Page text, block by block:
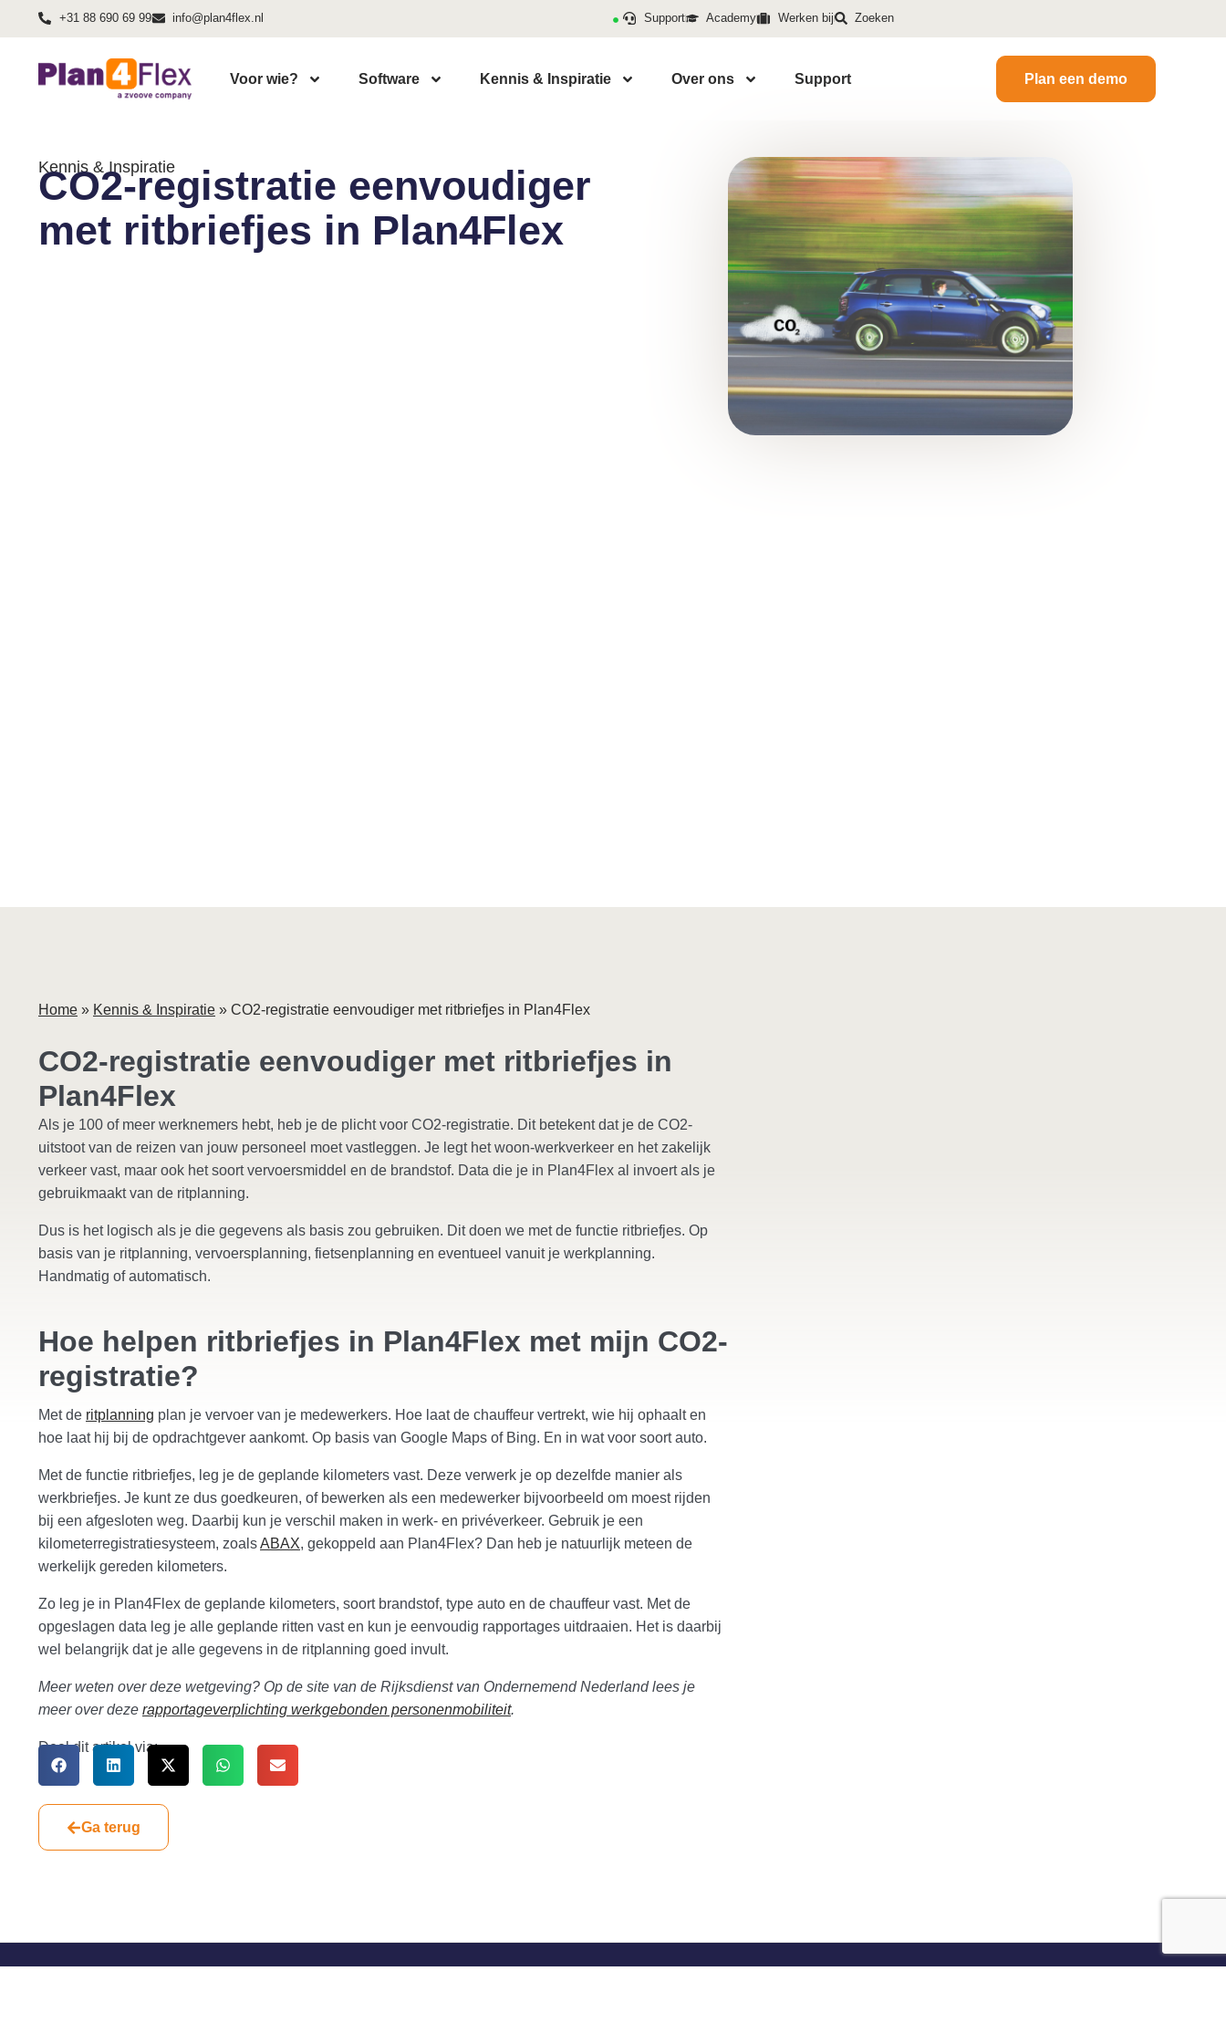
+31 88 690 69 99 info@plan4flex.nl Support Academy Werken bij Zoeken
Voor wie? Software Kennis & Inspiratie Over ons Support Plan een demo
Kennis & Inspiratie
CO2-registratie eenvoudiger
met ritbriefjes in Plan4Flex
Home » Kennis & Inspiratie » CO2-registratie eenvoudiger met ritbriefjes in Plan4Flex
CO2-registratie eenvoudiger met ritbriefjes in
Plan4Flex
Als je 100 of meer werknemers hebt, heb je de plicht voor CO2-registratie. Dit betekent dat je de CO2-
uitstoot van de reizen van jouw personeel moet vastleggen. Je legt het woon-werkverkeer en het zakelijk
verkeer vast, maar ook het soort vervoersmiddel en de brandstof. Data die je in Plan4Flex al invoert als je
gebruikmaakt van de ritplanning.
Dus is het logisch als je die gegevens als basis zou gebruiken. Dit doen we met de functie ritbriefjes. Op
basis van je ritplanning, vervoersplanning, fietsenplanning en eventueel vanuit je werkplanning.
Handmatig of automatisch.
Hoe helpen ritbriefjes in Plan4Flex met mijn CO2-
registratie?
Met de ritplanning plan je vervoer van je medewerkers. Hoe laat de chauffeur vertrekt, wie hij ophaalt en
hoe laat hij bij de opdrachtgever aankomt. Op basis van Google Maps of Bing. En in wat voor soort auto.
Met de functie ritbriefjes, leg je de geplande kilometers vast. Deze verwerk je op dezelfde manier als
werkbriefjes. Je kunt ze dus goedkeuren, of bewerken als een medewerker bijvoorbeeld om moest rijden
bij een afgesloten weg. Daarbij kun je verschil maken in werk- en privéverkeer. Gebruik je een
kilometerregistratiesysteem, zoalsABAX, gekoppeld aan Plan4Flex? Dan heb je natuurlijk meteen de
werkelijk gereden kilometers.
Zo leg je in Plan4Flex de geplande kilometers, soort brandstof, type auto en de chauffeur vast. Met de
opgeslagen data leg je alle geplande ritten vast en kun je eenvoudig rapportages uitdraaien. Het is daarbij
wel belangrijk dat je alle gegevens in de ritplanning goed invult.
Meer weten over deze wetgeving? Op de site van de Rijksdienst van Ondernemend Nederland lees je
meer over deze rapportageverplichting werkgebonden personenmobiliteit.
Deel dit artikel via:
Ga terug